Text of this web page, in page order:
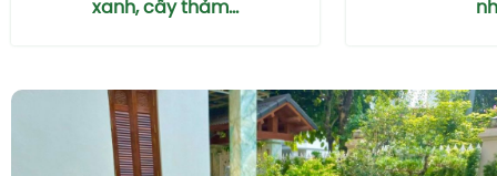
xanh, cây thảm...